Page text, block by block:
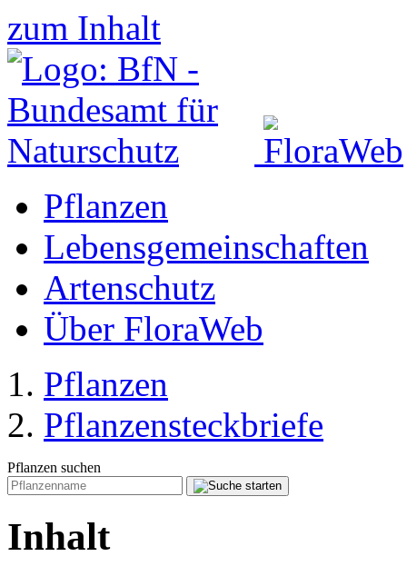
zum Inhalt
Pflanzen
Lebensgemeinschaften
Artenschutz
Über FloraWeb
Pflanzen
Pflanzensteckbriefe
Pflanzen suchen
Inhalt